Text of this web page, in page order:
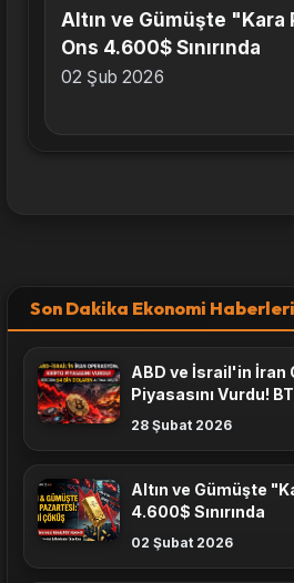
Altın ve Gümüşte "Kara
Ons 4.600$ Sınırında
02 Şub 2026
Son Dakika Ekonomi Haberleri
ABD ve İsrail'in İran
Piyasasını Vurdu!
28 Şubat 2026
Altın ve Gümüşte
4.600$ Sınırında
02 Şubat 2026